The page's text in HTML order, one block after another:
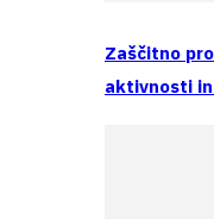
Zaščitno
aktivnosti